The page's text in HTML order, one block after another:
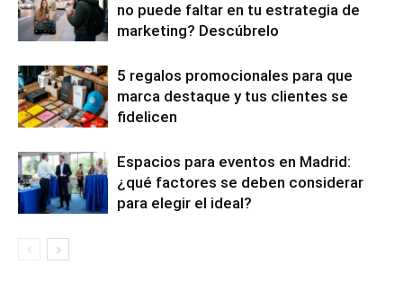
no puede faltar en tu estrategia de
marketing? Descúbrelo
5 regalos promocionales para que
marca destaque y tus clientes se
fidelicen
Espacios para eventos en Madrid:
¿qué factores se deben considerar
para elegir el ideal?